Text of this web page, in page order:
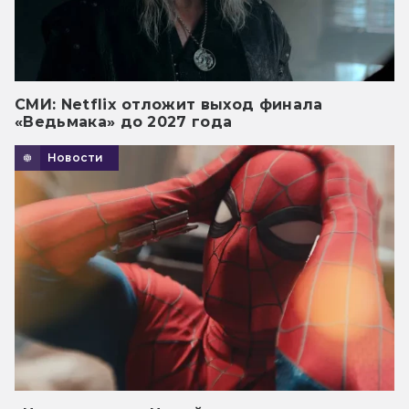
СМИ: Netflix отложит выход финала
«Ведьмака» до 2027 года
Новости